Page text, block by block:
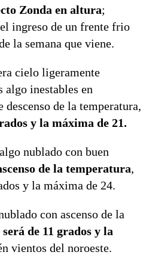
Zonda en altura;
ingreso de un frente frio
la semana que viene.
cielo ligeramente
algo inestables en
de la temperatura,
y la máxima de 21.
nublado con buen
de la temperatura,
y la máxima de 24.
con ascenso de la
de 11 grados y la
vientos del noroeste.